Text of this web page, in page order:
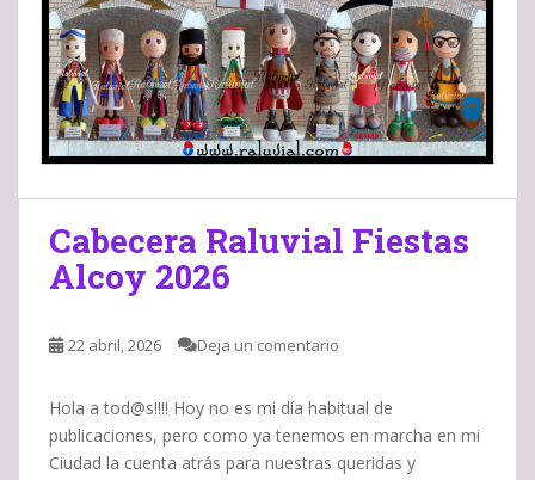
Cabecera Raluvial Fiestas
Alcoy 2026
22 abril, 2026 Deja un comentario
Hola a tod@s!!!! Hoy no es mi día habitual de
publicaciones, pero como ya tenemos en marcha en mi
Ciudad la cuenta atrás para nuestras queridas y